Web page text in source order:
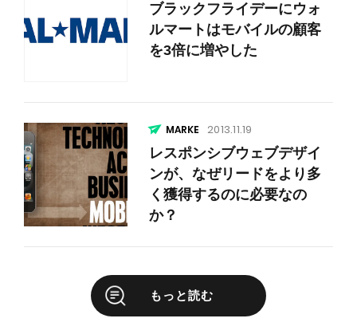
ブラックフライデーにウォ
ルマートはモバイルの顧客
を3倍に増やした
2013.11.19
レスポンシブウェブデザイ
ンが、なぜリードをより多
く獲得するのに必要なの
か？
もっと読む